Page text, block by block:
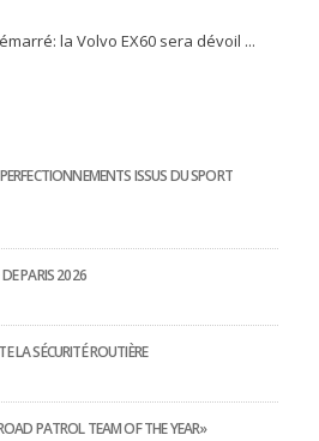
la Volvo EX60 sera dévoil ...
ISSUS DU SPORT
PARIS 2026
LA SÉCURITÉ ROUTIÈRE
PATROL TEAM OF THE YEAR»